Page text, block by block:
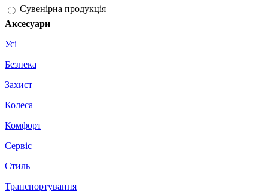
Сувенірна продукція
Аксесуари
Усі
Безпека
Захист
Колеса
Комфорт
Сервіс
Стиль
Транспортування